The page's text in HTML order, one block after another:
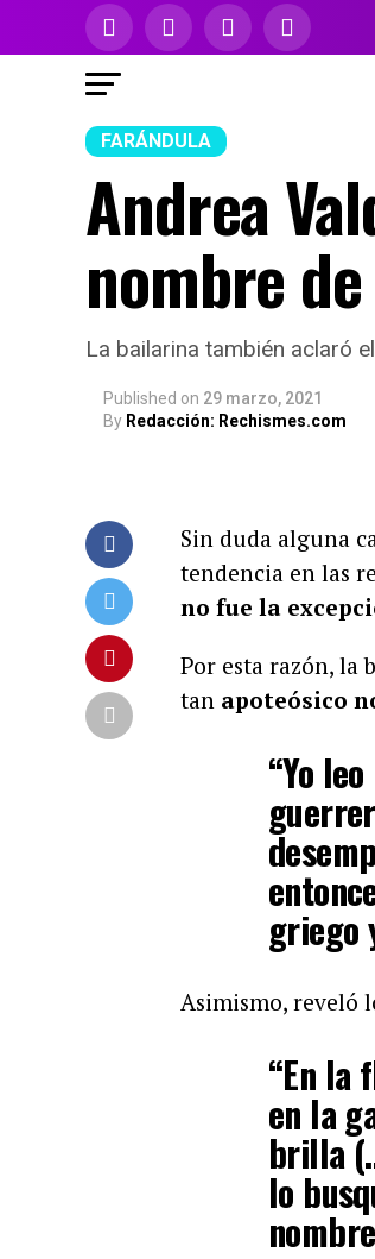
FARÁNDULA
Andrea
nombre
La bailarina también aclaró
Published on 29 marzo, 2021
By Redacción: Rechismes.com
Sin duda alguna
tendencia en las
no fue la
Por esta razón,
tan apoteósico
“Yo
griego
Asimismo, reveló
“En la
en la
brilla
lo